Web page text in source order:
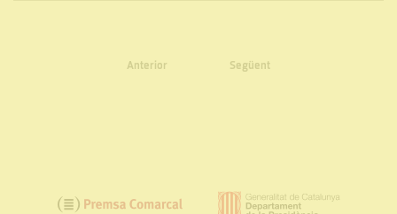
Anterior Següent